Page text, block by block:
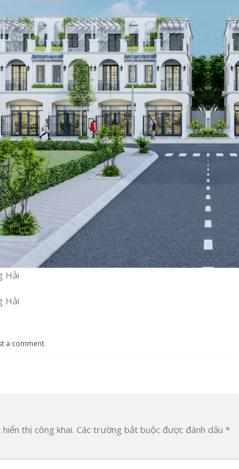
Hải
Hải
a comment.
thị công khai. Các trường bắt buộc được đánh dấu *